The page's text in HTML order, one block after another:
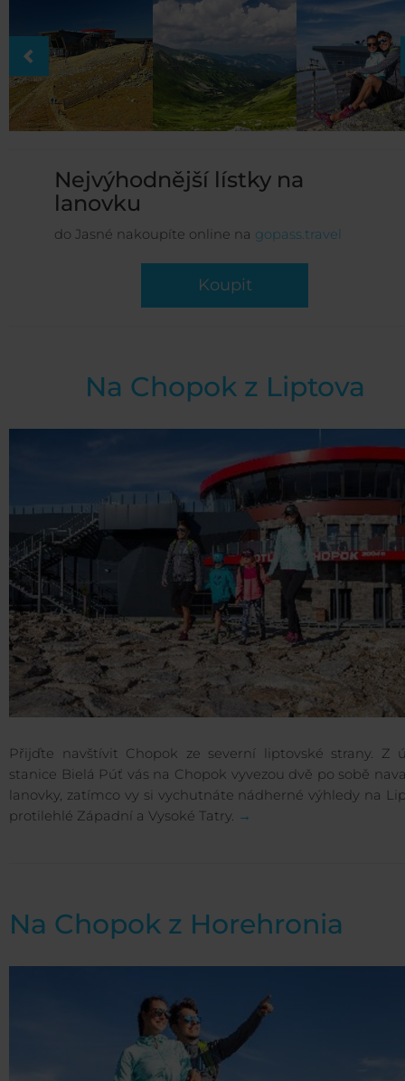
Nejvýhodnější lístky na
lanovku
do Jasné nakoupíte online na gopass.travel
Koupit
Na Chopok z Liptova
Přijďte navštívit Chopok ze severní liptovské strany. Z
stanice Bielá Púť vás na Chopok vyvezou dvě po sobě
lanovky, zatímco vy si vychutnáte nádherné výhledy na
protilehlé Západní a Vysoké Tatry. →
Na Chopok z Horehronia